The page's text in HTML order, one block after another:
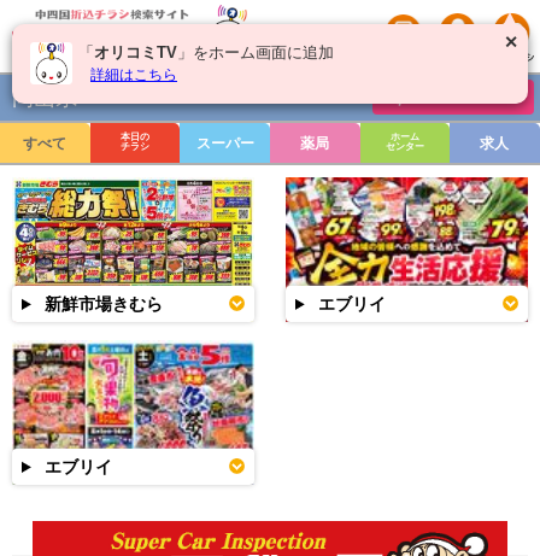
岡山県
すべて
本日の
チラシ
スーパー 薬局
ホーム
センター
求人
新鮮市場きむら エブリイ
エブリイ
✕
「 オリコミTV 」をホーム画面に追加
詳細はこちら